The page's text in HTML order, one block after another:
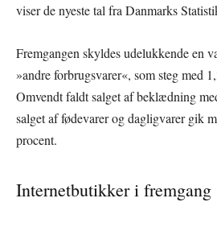
viser de nyeste tal fra Danmarks
Fremgangen skyldes udelukkende en
»andre forbrugsvarer«, som steg med
Omvendt faldt salget af beklædning
salget af fødevarer og dagligvarer gik
procent.
Internetbutikker i fremgang